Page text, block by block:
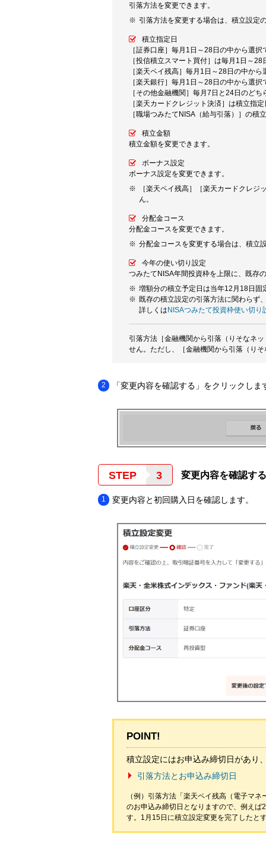
引落方法を変更できます。
引落方法を変更する場合は、積立設定
積立指定日
［証券口座］毎月1日～28日の中から選
［投信積立スマート買付］は毎月1日～
［楽天ペイ残高］毎月1日～28日の中から
［楽天銀行］毎月1日～28日の中から選択
［その他金融機関］毎月7日と24日のど
［楽天カードクレジット決済］は積立指
［職場つみたてNISA（給与引落）］の積
積立金額
積立金額を変更できます。
ボーナス設定
ボーナス設定を変更できます。
［楽天ペイ残高］［楽天カードクレ
ん。
分配金コース
分配金コースを変更できます。
分配金コースを変更する場合は、積立
今年の使い切り設定
つみたてNISA年間投資枠を上限に、既存
増額分の積立予定日は当年12月18日固
既存の積立設定の引落方法に関わらず
詳しくは NISAつみたて投資枠使い切り
引落方法［金融機関から引落（りそなネ
せん。ただし、［金融機関から引落（り
「変更内容を確認する」をクリックしま
STEP 変更内容を確認する
変更内容と初回購入日を確認します。
POINT!
積立設定にはお申込み締切日があり
引落方法とお申込み締切日
（例）引落方法「楽天ペイ残高（電子マ
のお申込み締切日となりますので、例え
す。1月15日に積立設定変更を完了したと